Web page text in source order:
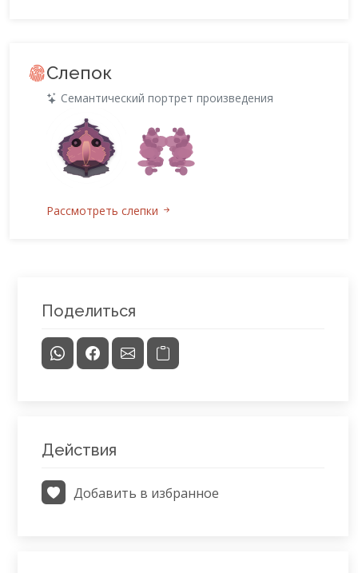
Слепок
Семантический портрет произведения
Рассмотреть слепки
Поделиться
Действия
Добавить в избранное